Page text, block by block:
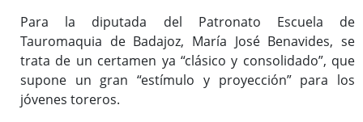
Para la diputada del Patronato Escuela de
Tauromaquia de Badajoz, María José Benavides, se
trata de un certamen ya “clásico y consolidado”, que
supone un gran “estímulo y proyección” para los
jóvenes toreros.